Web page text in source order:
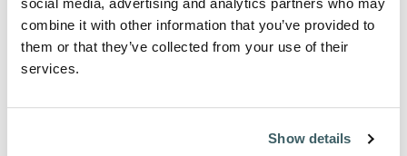
combine it with other information that you’ve provided to
them or that they’ve collected from your use of their
services.
Show details
Archivum Franciscanum
Historicum 49 (1956)
Pagine:520